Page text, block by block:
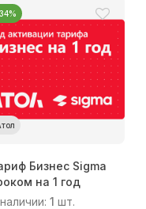
Бизнес Sigma
на 1 год
1 шт.